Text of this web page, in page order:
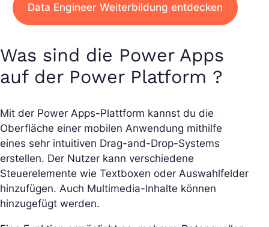
Data Engineer Weiterbildung entdecken
Was sind die Power Apps
auf der Power Platform ?
Mit der Power Apps-Plattform kannst du die
Oberfläche einer mobilen Anwendung mithilfe
eines sehr intuitiven Drag-and-Drop-Systems
erstellen. Der Nutzer kann verschiedene
Steuerelemente wie Textboxen oder Auswahlfelder
hinzufügen. Auch Multimedia-Inhalte können
hinzugefügt werden.